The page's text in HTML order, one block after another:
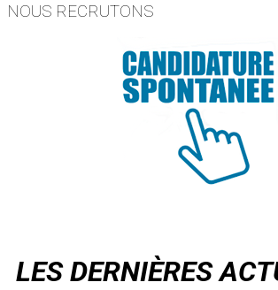
NOUS RECRUTONS
LES DERNIÈRES